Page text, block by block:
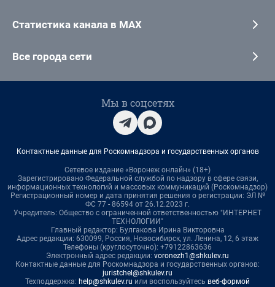
Статистика канала в MAX
Все города сети
Мы в соцсетях
Контактные данные для Роскомнадзора и государственных органов
Сетевое издание «Воронеж онлайн» (18+)
Зарегистрировано Федеральной службой по надзору в сфере связи,
информационных технологий и массовых коммуникаций (Роскомнадзор)
Регистрационный номер и дата принятия решения о регистрации: ЭЛ №
ФС 77 - 86594 от 26.12.2023 г.
Учредитель: Общество с ограниченной ответственностью "ИНТЕРНЕТ
ТЕХНОЛОГИИ"
Главный редактор: Булгакова Ирина Викторовна
Адрес редакции: 630099, Россия, Новосибирск, ул. Ленина, 12, 6 этаж
Телефоны (круглосуточно): +79122863636
Электронный адрес редакции: voronezh1@shkulev.ru
Контактные данные для Роскомнадзора и государственных органов:
juristchel@shkulev.ru
Техподдержка: help@shkulev.ru или воспользуйтесь веб-формой